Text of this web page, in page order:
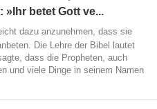
»Ihr betet Gott ve...
dazu anzunehmen, dass sie
Die Lehre der Bibel lautet
dass die Propheten, auch
und viele Dinge in seinem Namen